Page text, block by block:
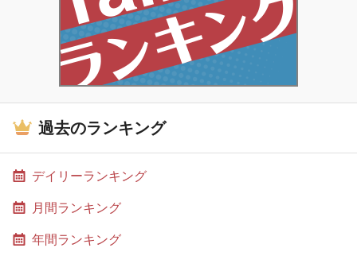
過去のランキング
デイリーランキング
月間ランキング
年間ランキング